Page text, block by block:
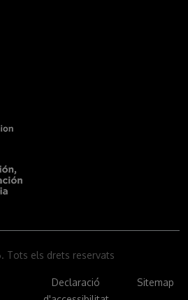
Tots els drets reservats
Declaració
Sitemap